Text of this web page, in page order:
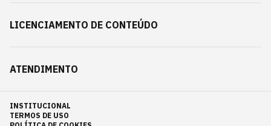
LICENCIAMENTO DE CONTEÚDO
ATENDIMENTO
INSTITUCIONAL
TERMOS DE USO